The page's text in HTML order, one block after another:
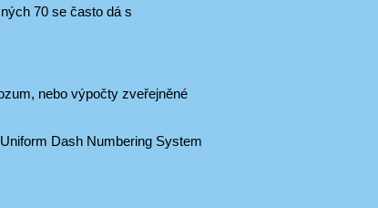
70 se často dá s
nebo výpočty zveřejněné
Dash Numbering System